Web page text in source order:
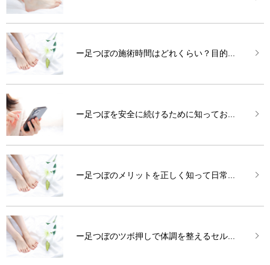
ー足つぼの施術時間はどれくらい？目的...
ー足つぼを安全に続けるために知ってお...
ー足つぼのメリットを正しく知って日常...
ー足つぼのツボ押しで体調を整えるセル...